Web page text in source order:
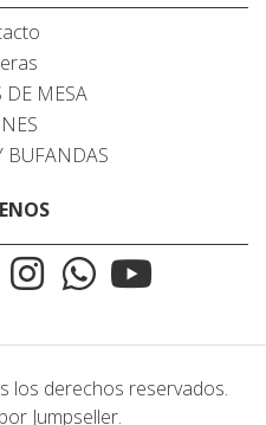
MESA
BUFANDAS
los derechos reservados.
Jumpseller.